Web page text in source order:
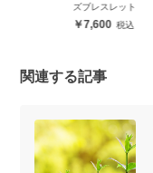
ズブレスレット
関連する記事